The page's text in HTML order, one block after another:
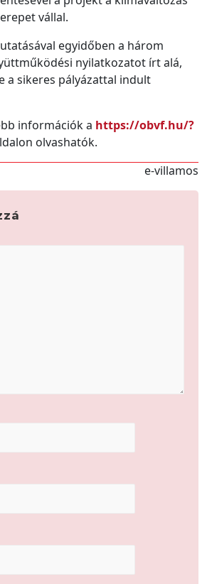
vállal.
egyidőben a három
nyilatkozatot írt alá,
a sikeres pályázattal indult
információk a https://obvf.hu/?
olvashatók.
e-villamos